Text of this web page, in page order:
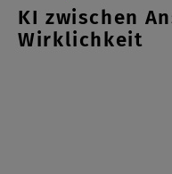
KI zwischen
Wirklichkeit